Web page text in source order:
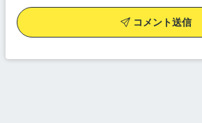
コメント送信